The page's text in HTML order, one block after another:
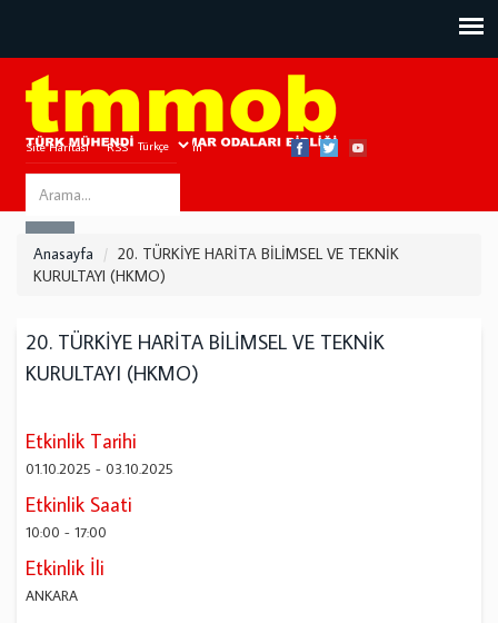
Site Haritası RSS Bize Ulaşın
Search
this
site
Anasayfa
20. TÜRKİYE HARİTA BİLİMSEL VE TEKNİK
KURULTAYI (HKMO)
20. TÜRKİYE HARİTA BİLİMSEL VE TEKNİK
KURULTAYI (HKMO)
Etkinlik Tarihi
01.10.2025 -03.10.2025
Etkinlik Saati
10:00 -17:00
Etkinlik İli
ANKARA